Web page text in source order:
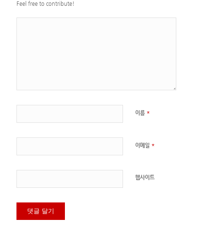
Feel free to contribute!
이름 *
이메일 *
웹사이트